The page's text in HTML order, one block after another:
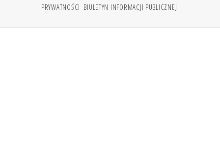
PRYWATNOŚCI BIULETYN INFORMACJI PUBLICZNEJ